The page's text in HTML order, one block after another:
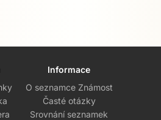
Informace
O seznamce Známost
Časté otázky
Srovnání seznamek